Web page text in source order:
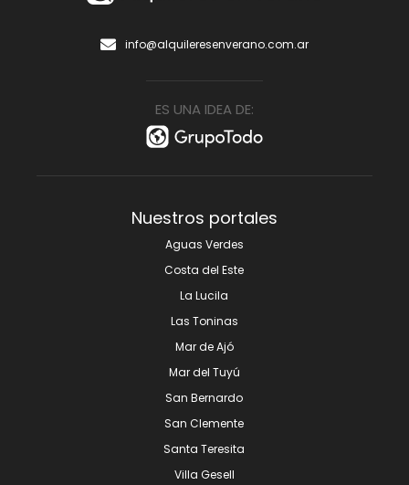
info@alquileresenverano.com.ar
ES UNA IDEA DE:
Nuestros portales
Aguas Verdes
Costa del Este
La Lucila
Las Toninas
Mar de Ajó
Mar del Tuyú
San Bernardo
San Clemente
Santa Teresita
Villa Gesell